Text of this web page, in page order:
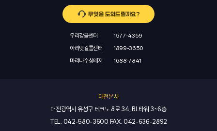
무엇을 도와드릴까요?
우리강콜센터
1577-4359
아라뱃길콜센터
1899-3650
마리나수상레저
1688-7841
대전본사
대전광역시 유성구 테크노 8로 34, BL타워 3~6층
TEL. 042-580-3600 FAX. 042-636-2892